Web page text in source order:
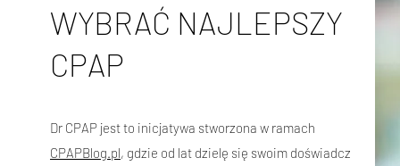
WYBRAĆ NAJLEPSZY
CPAP
Dr CPAP jest to inicjatywa stworzona w ramach
CPAPBlog.pl, gdzie od lat dzielę się swoim doświadcz